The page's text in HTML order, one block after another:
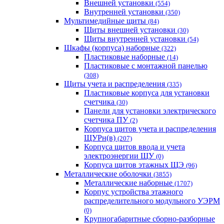
Внешней установки (554)
Внутренней установки (350)
Мультимедийные щиты (84)
Щиты внешней установки (30)
Щиты внутренней установки (54)
Шкафы (корпуса) наборные (322)
Пластиковые наборные (14)
Пластиковые с монтажной панелью
(308)
Щиты учета и распределения (335)
Пластиковые корпуса для установки
счетчика (30)
Панели для установки электрического
счетчика ПУ (2)
Корпуса щитов учета и распределения
ЩУРн(в) (207)
Корпуса щитов ввода и учета
электроэнергии ЩУ (0)
Корпуса щитов этажных ЩЭ (96)
Металлические оболочки (3855)
Металлические наборные (1707)
Корпус устройства этажного
распределительного модульного УЭРМ
(0)
Крупногабаритные сборно-разборные